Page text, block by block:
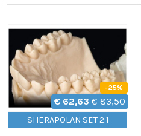
-25%
€ 62,63 € 83,50
SHERAPOLAN SET 2:1